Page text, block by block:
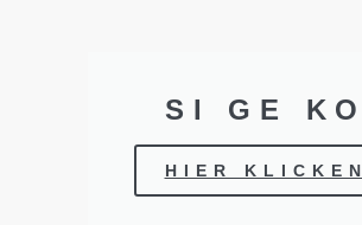
SI GE KO
HIER KLICKEN